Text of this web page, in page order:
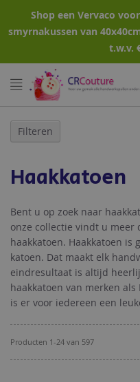
Shop een Vervaco
smyrnakussen van
t.w.v.
Haakkatoen
Bent u op zoek naar
onze collectie vindt u meer
haakkatoen. Haakkatoen is
katoen. Dat maakt elk
eindresultaat is altijd
haakkatoen van merken als
is er voor iedereen een
Producten 1-24 van 597
Filteren